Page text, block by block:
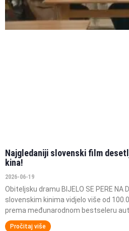
Najgledaniji slovenski film
kina!
2026-06-19
Obiteljsku dramu BIJELO SE PERE NA
slovenskim kinima vidjelo više od
prema međunarodnom bestseleru
Pročitaj više